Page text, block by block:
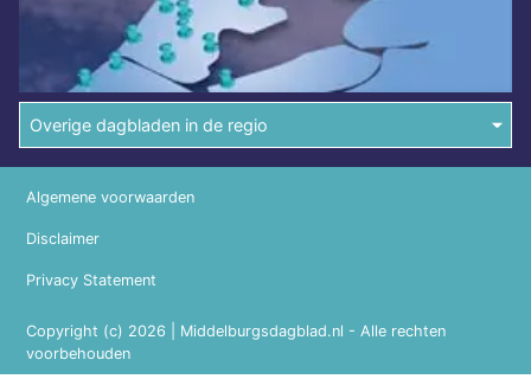
Overige dagbladen in de regio
Copyright (c) 2026 | Middelburgsdagblad.nl - Alle rechten
voorbehouden
Algemene voorwaarden
Disclaimer
Privacy Statement